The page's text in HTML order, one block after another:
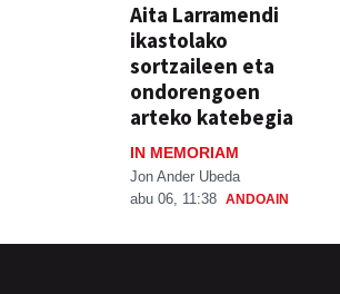
Aita Larramendi
ikastolako
sortzaileen eta
ondorengoen
arteko katebegia
IN MEMORIAM
Jon Ander Ubeda
abu 06, 11:38 ANDOAIN